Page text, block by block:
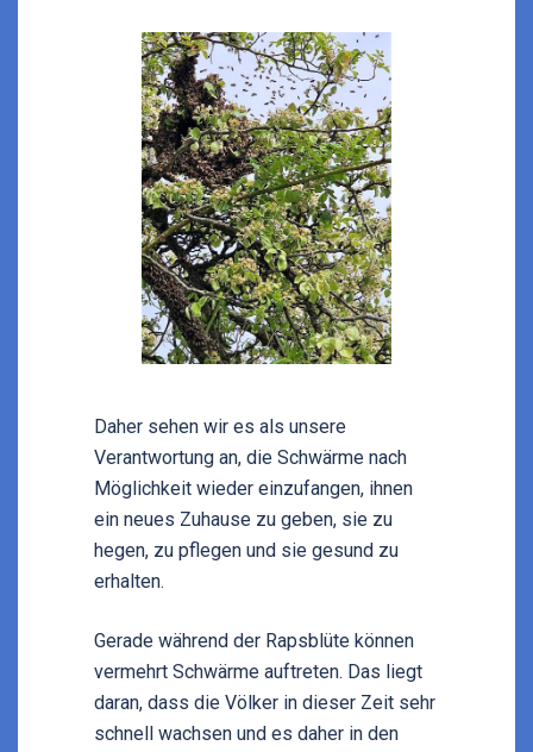
Daher sehen wir es als unsere
Verantwortung an, die Schwärme nach
Möglichkeit wieder einzufangen, ihnen
ein neues Zuhause zu geben, sie zu
hegen, zu pflegen und sie gesund zu
erhalten.
Gerade während der Rapsblüte können
vermehrt Schwärme auftreten. Das liegt
daran, dass die Völker in dieser Zeit sehr
schnell wachsen und es daher in den